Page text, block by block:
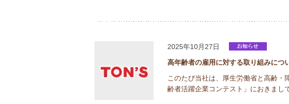
2025年10月27日
高年齢者の雇用に対する取り組みにつ
このたび当社は、厚生労働省と高齢
齢者活躍企業コンテスト」におきま